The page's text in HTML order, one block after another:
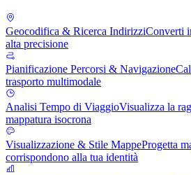
Geocodifica & Ricerca IndirizziConverti
alta precisione
Pianificazione Percorsi & Navigazione
trasporto multimodale
Analisi Tempo di ViaggioVisualizza la
mappatura isocrona
Visualizzazione & Stile MappeProgetta
corrispondono alla tua identità